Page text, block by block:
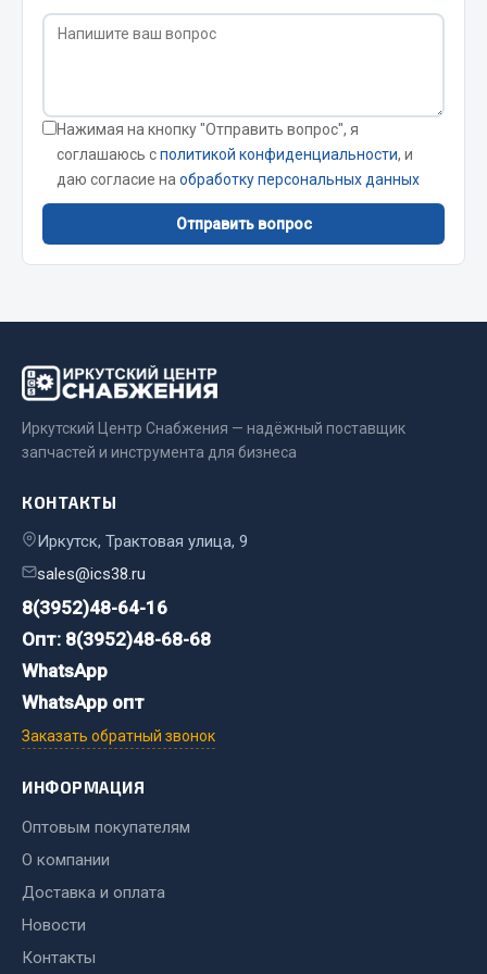
Стяжки
Весь раздел
Автохимия
3 ton
Abro
Alteco
Chevron
Показать ещё
Весь раздел
Хозтовары
Горелки, баллоны, плитки газовые
Сантехника
Спецодежда
Весь раздел
Шиномонтаж
Нажимая на кнопку "Отправить вопрос", я
соглашаюсь сполитикой конфиденциальности, и
даю согласие на обработку персональных данных
Отправить вопрос
Иркутский Центр Снабжения — надёжный поставщик
запчастей и инструмента для бизнеса
КОНТАКТЫ
Иркутск, Трактовая улица, 9
sales@ics38.ru
8(3952)48-64-16
Опт: 8(3952)48-68-68
WhatsApp
WhatsApp опт
Заказать обратный звонок
ИНФОРМАЦИЯ
Оптовым покупателям
О компании
Доставка и оплата
Новости
Контакты